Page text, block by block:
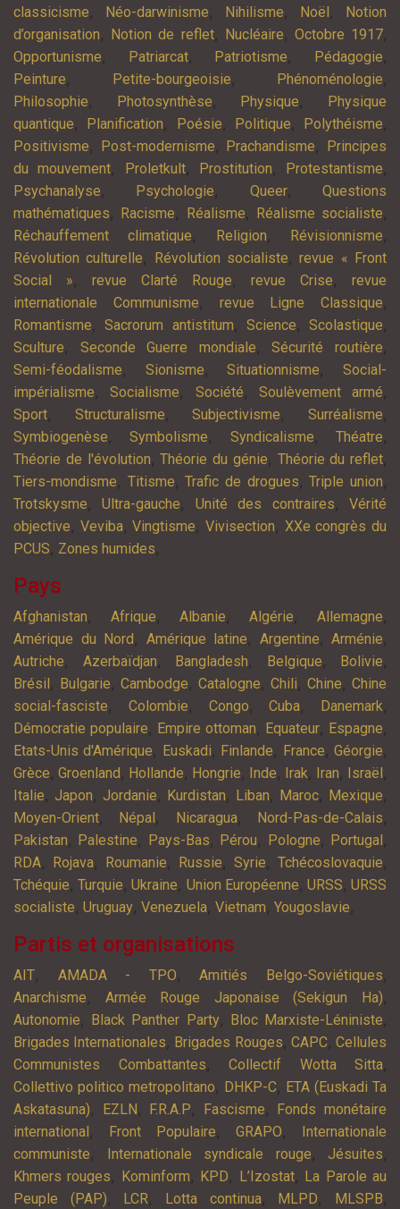
classicisme, Néo-darwinisme, Nihilisme, Noël ,
Notion
d’organisation, Notion de reflet, Nucléaire, Octobre 1917,
Opportunisme, Patriarcat, Patriotisme, Pédagogie,
Peinture, Petite-bourgeoisie, Phénoménologie,
Philosophie, Photosynthèse, Physique,
Physique
quantique, Planification, Poésie, Politique, Polythéisme,
Positivisme, Post-modernisme, Prachandisme,
Principes
du mouvement, Proletkult, Prostitution, Protestantisme,
Psychanalyse, Psychologie, Queer,Questions
mathématiques, Racisme, Réalisme, Réalisme socialiste,
Réchauffement climatique, Religion, Révisionnisme,
Révolution culturelle, Révolution socialiste,revue « Front
Social », revue Clarté Rouge, revue Crise, revue
internationale Communisme, revue Ligne Classique,
Romantisme,Sacrorum antistitum, Science, Scolastique,
Sculture, Seconde Guerre mondiale,Sécurité routière,
Semi-féodalisme, Sionisme,Situationnisme,Social-
impérialisme,Socialisme, Société, Soulèvement armé,
Sport, Structuralisme,Subjectivisme,Surréalisme,
Symbiogenèse,Symbolisme, Syndicalisme,Théatre,
Théorie de l'évolution,Théorie du génie, Théorie du reflet,
Tiers-mondisme, Titisme,Trafic de drogues,Triple union,
Trotskysme,Ultra-gauche, Unité des contraires,Vérité
objective, Veviba,Vingtisme,Vivisection, XXe congrès du
PCUS, Zones humides,
Pays
Afghanistan, Afrique, Albanie, Algérie, Allemagne,
Amérique du Nord , Amérique latine, Argentine, Arménie,
Autriche, Azerbaïdjan, Bangladesh, Belgique, Bolivie,
Brésil , Bulgarie, Cambodge, Catalogne, Chili, Chine, Chine
social-fasciste, Colombie, Congo,Cuba, Danemark,
Démocratie populaire, Empire ottoman, Equateur, Espagne,
Etats-Unis d'Amérique, Euskadi, Finlande, France,Géorgie,
Grèce, Groenland , Hollande, Hongrie, Inde, Irak, Iran, Israël ,
Italie, Japon, Jordanie, Kurdistan, Liban, Maroc, Mexique,
Moyen-Orient, Népal , Nicaragua, Nord-Pas-de-Calais,
Pakistan, Palestine, Pays-Bas, Pérou, Pologne, Portugal ,
RDA, Rojava, Roumanie, Russie, Syrie, Tchécoslovaquie,
Tchéquie,Turquie,Ukraine, Union Européenne, URSS,URSS
socialiste, Uruguay, Venezuela, Vietnam, Yougoslavie,
Partis et organisations
AIT, AMADA - TPO,Amitiés Belgo-Soviétiques,
Anarchisme, Armée Rouge Japonaise (Sekigun Ha),
Autonomie, Black Panther Party, Bloc Marxiste-Léniniste,
Brigades Internationales, Brigades Rouges, CAPC,Cellules
Communistes Combattantes, Collectif Wotta Sitta,
Collettivo politico metropolitano, DHKP-C, ETA (Euskadi Ta
Askatasuna), EZLN , F.R.A.P, Fascisme,
Fonds monétaire
international , Front Populaire, GRAPO,
Internationale
communiste, Internationale syndicale rouge, Jésuites,
Khmers rouges, Kominform, KPD, L’Izostat, La Parole au
Peuple (PAP), LCR, Lotta continua, MLPD, MLSPB,